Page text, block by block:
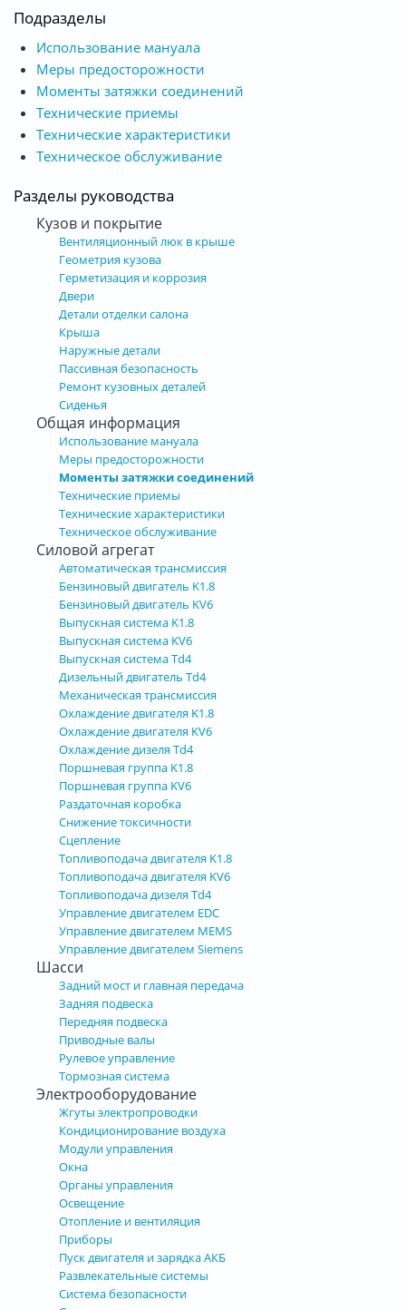
Подразделы
Использование мануала
Меры предосторожности
Моменты затяжки соединений
Технические приемы
Технические характеристики
Техническое обслуживание
Разделы руководства
Кузов и покрытие
Вентиляционный люк в крыше
Геометрия кузова
Герметизация и коррозия
Двери
Детали отделки салона
Крыша
Наружные детали
Пассивная безопасность
Ремонт кузовных деталей
Сиденья
Общая информация
Использование мануала
Меры предосторожности
Моменты затяжки соединений
Технические приемы
Технические характеристики
Техническое обслуживание
Силовой агрегат
Автоматическая трансмиссия
Бензиновый двигатель K1.8
Бензиновый двигатель KV6
Выпускная система K1.8
Выпускная система KV6
Выпускная система Td4
Дизельный двигатель Td4
Механическая трансмиссия
Охлаждение двигателя K1.8
Охлаждение двигателя KV6
Охлаждение дизеля Td4
Поршневая группа K1.8
Поршневая группа KV6
Раздаточная коробка
Снижение токсичности
Сцепление
Топливоподача двигателя K1.8
Топливоподача двигателя KV6
Топливоподача дизеля Td4
Управление двигателем EDC
Управление двигателем MEMS
Управление двигателем Siemens
Шасси
Задний мост и главная передача
Задняя подвеска
Передняя подвеска
Приводные валы
Рулевое управление
Тормозная система
Электрооборудование
Жгуты электропроводки
Кондиционирование воздуха
Модули управления
Окна
Органы управления
Освещение
Отопление и вентиляция
Приборы
Пуск двигателя и зарядка АКБ
Развлекательные системы
Система безопасности